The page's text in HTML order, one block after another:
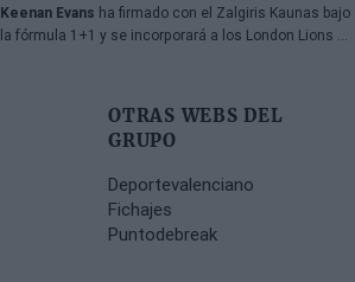
Keenan Evans ha firmado con el Zalgiris Kaunas bajo
la fórmula 1+1 y se incorporará a los London Lions en
OTRAS WEBS DEL
GRUPO
Deportevalenciano
Fichajes
Puntodebreak